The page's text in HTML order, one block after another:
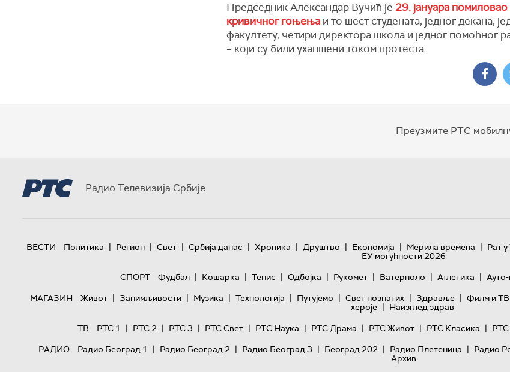
Председник Александар Вучић је 29. јануара
кривичног гоњења и то шест студената, једног декана,
факултету, четири директора школа и једног помоћног
– који су били ухапшени током протеста.
Преузмите РТС
Радио Телевизија Србије
ВЕСТИ Политика | Регион | Свет | Србија данас | Хроника | Друштво | Економија | Мерила времена | Рат
ЕУ могућности 2026
СПОРТ
Фудбал | Кошарка | Тенис | Одбојка | Рукомет | Ватерполо | Атлетика |
МАГАЗИН
Живот | Занимљивости | Музика | Технологијa | Путујемо | Свет познатих | Здравље | Филм и ТВ
хероје | Наизглед здрав
ТВ
РТС 1 | РТС 2 | РТС 3 | РТС Свет | РТС Наука | РТС Драма | РТС Живот | РТС Класика |
РАДИО
Радио Београд 1 | Радио Београд 2 | Радио Београд 3 | Београд 202 | Радио Плетеница | Радио
Архив